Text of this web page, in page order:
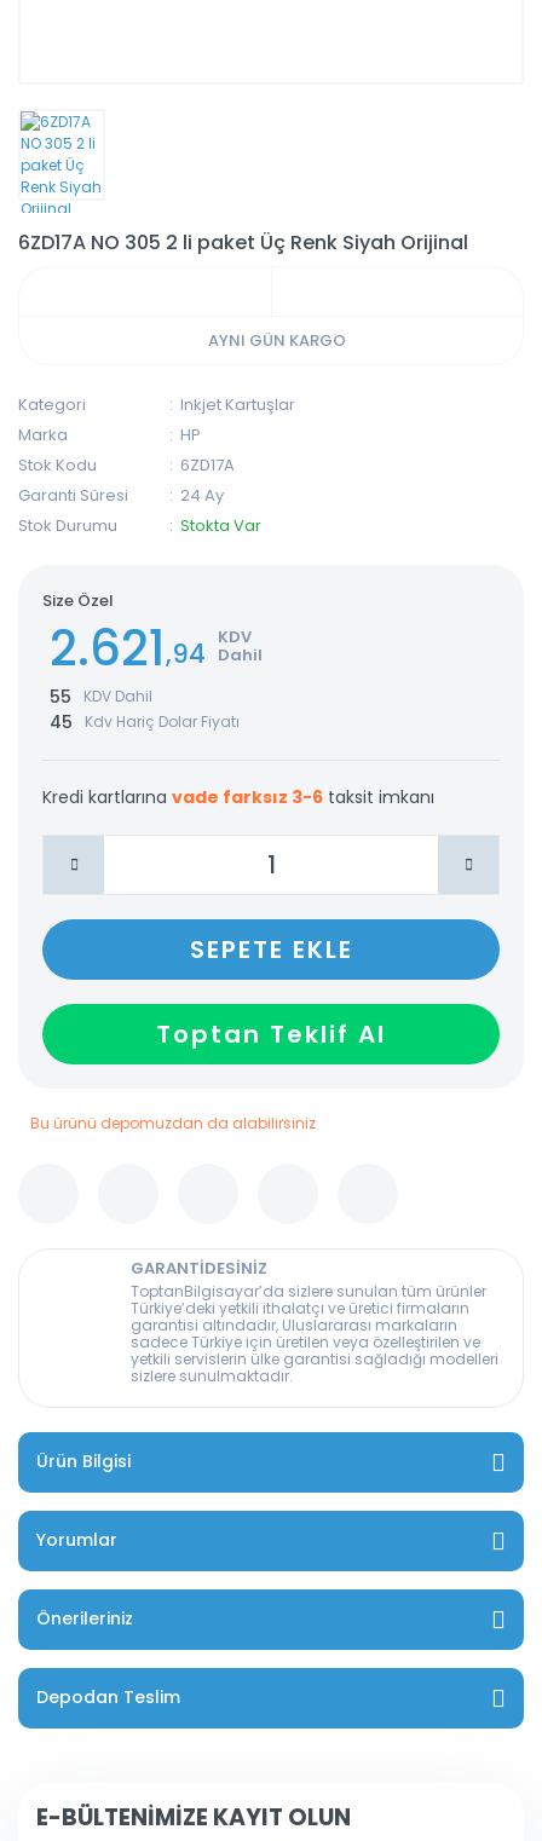
6ZD17A NO 305 2 li paket Üç Renk Siyah Orijinal
AYNI GÜN KARGO
Kategori
Inkjet Kartuşlar
Marka
HP
Stok Kodu
6ZD17A
Garanti Süresi
24 Ay
Stok Durumu
Stokta Var
Size Özel
2.621,94 KDV
Dahil
55 KDV Dahil
45 Kdv Hariç Dolar Fiyatı
Kredi kartlarına vade farksız 3-6 taksit imkanı
SEPETE EKLE
Toptan Teklif Al
Bu ürünü depomuzdan da alabilirsiniz
GARANTİDESİNİZ
ToptanBilgisayar’da sizlere sunulan tüm ürünler
Türkiye’deki yetkili ithalatçı ve üretici firmaların
garantisi altındadır, Uluslararası markaların
sadece Türkiye için üretilen veya özelleştirilen ve
yetkili servislerin ülke garantisi sağladığı modelleri
sizlere sunulmaktadır.
Ürün Bilgisi
Yorumlar
Önerileriniz
Depodan Teslim
E-BÜLTENİMİZE KAYIT OLUN